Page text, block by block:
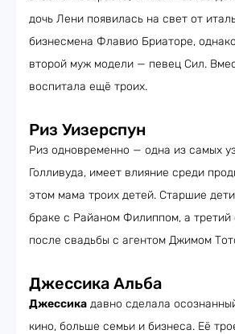
дочь Лени появилась на свет от
бизнесмена Флавио Бриаторе,
второй муж модели — певец Сил.
воспитала ещё троих.
Риз Уизерспун
Риз одновременно — одна из самых
Голливуда, имеет влияние среди
этом мама троих детей. Старшие
браке с Райаном Филиппом, а третий
после свадьбы с агентом Джимом
Джессика Альба
Джессика давно сделала
кино, больше семьи и бизнеса. Её